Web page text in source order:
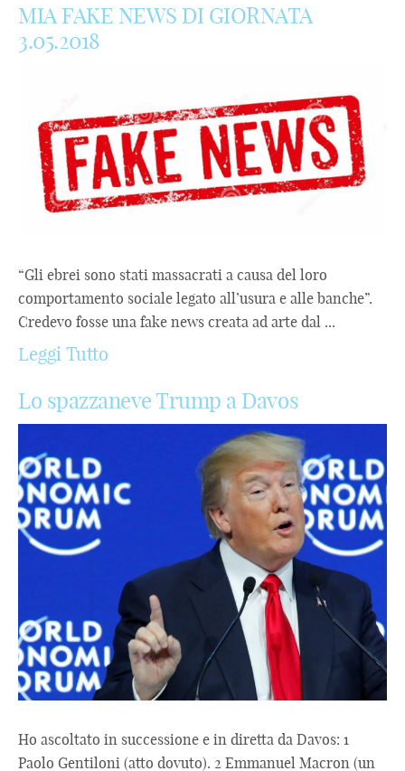
MIA FAKE NEWS DI GIORNATA
3.05.2018
“Gli ebrei sono stati massacrati a causa del loro
comportamento sociale legato all’usura e alle banche”.
Credevo fosse una fake news creata ad arte dal ...
Leggi Tutto
Lo spazzaneve Trump a Davos
Ho ascoltato in successione e in diretta da Davos: 1
Paolo Gentiloni (atto dovuto). 2 Emmanuel Macron (un